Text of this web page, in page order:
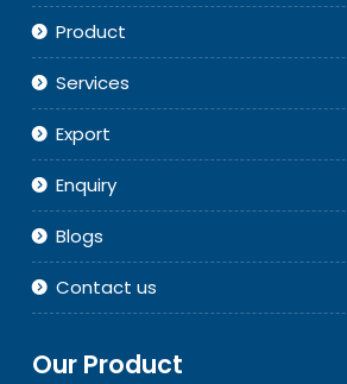
Product
Services
Export
Enquiry
Blogs
Contact us
Our Product